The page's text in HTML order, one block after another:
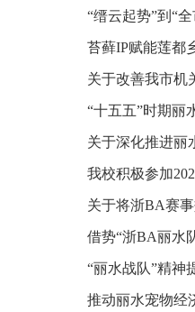
“缙云起势”到“
苔藓IP赋能莲都
关于改善我市机
“十五五”时期丽
关于深化推进丽
我校积极参加
关于将浙BA赛
借势“浙BA丽水
“丽水战队”精神
推动丽水宠物经